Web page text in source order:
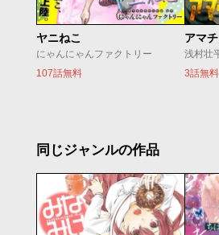
ヤニねこ
にゃんにゃんファクトリー
107話無料
アマ
浅村壮
3話無料
同じジャンルの作品